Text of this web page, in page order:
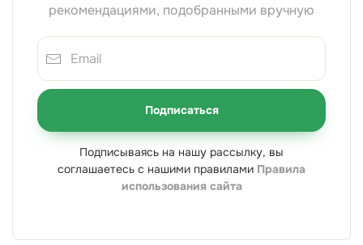
рекомендациями, подобранными вручную
Подписаться
Подписываясь на нашу рассылку, вы
соглашаетесь с нашими правилами Правила
использования сайта